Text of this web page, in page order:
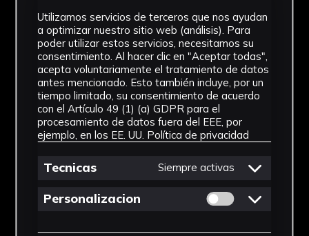
Tipología
Documento
Cronología
SF
Materiales
CICUS. Edificio Madre de Dios
Utilizamos servicios de terceros que nos ayudan
a optimizar nuestro sitio web (análisis). Para
poder utilizar estos servicios, necesitamos su
consentimiento. Al hacer clic en "Aceptar todas",
acepta voluntariamente el tratamiento de datos
antes mencionado. Esto también incluye, por un
tiempo limitado, su consentimiento de acuerdo
con el Artículo 49 (1) (a) GDPR para el
procesamiento de datos fuera del EEE, por
ejemplo, en los EE. UU. Política de privacidad
Tecnicas Siempre activas
Personalizacion Permitir cookies